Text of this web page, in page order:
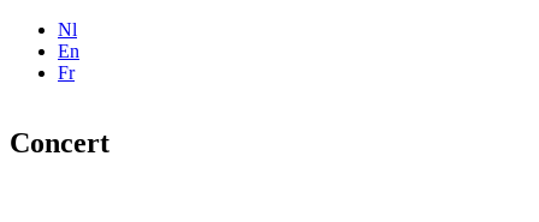
Nl
En
Fr
Concert